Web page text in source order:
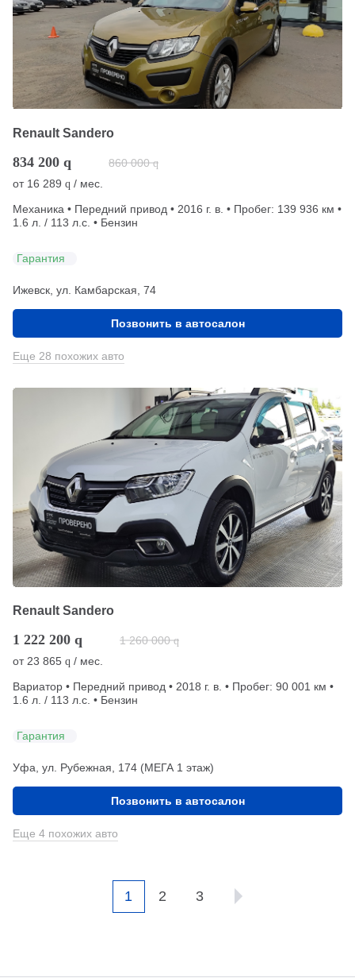
Renault Sandero
834 200 q 860 000 q
от 16 289 q / мес.
Механика • Передний привод • 2016 г. в. • Пробег: 139 936 км •
1.6 л. / 113 л.с. • Бензин
Гарантия
Ижевск, ул. Камбарская, 74
Позвонить в автосалон
Еще 28 похожих авто
Renault Sandero
1 222 200 q 1 260 000 q
от 23 865 q / мес.
Вариатор • Передний привод • 2018 г. в. • Пробег: 90 001 км •
1.6 л. / 113 л.с. • Бензин
Гарантия
Уфа, ул. Рубежная, 174 (МЕГА 1 этаж)
Позвонить в автосалон
Еще 4 похожих авто
1 2 3